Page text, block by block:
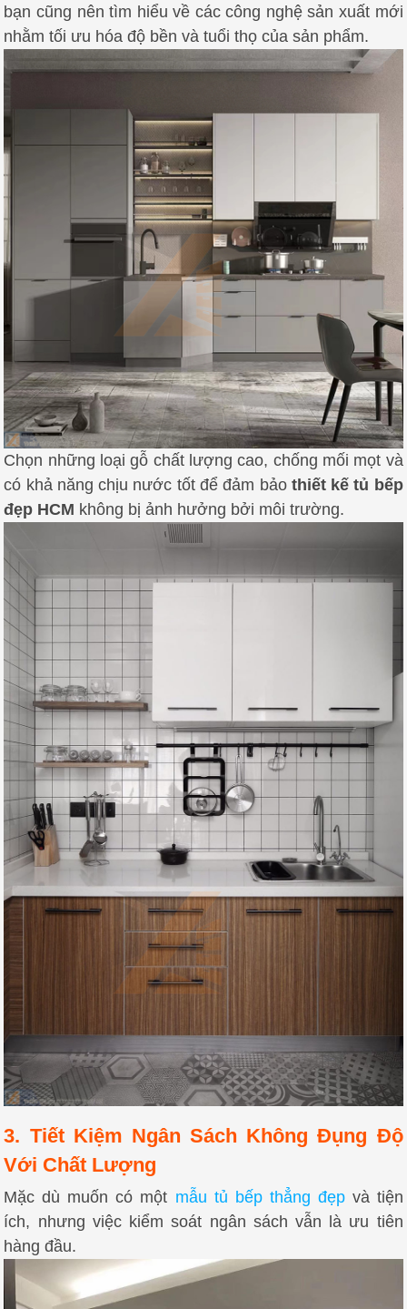
bạn cũng nên tìm hiểu về các công nghệ sản xuất mới
nhằm tối ưu hóa độ bền và tuổi thọ của sản phẩm.
Chọn những loại gỗ chất lượng cao, chống mối mọt và
có khả năng chịu nước tốt để đảm bảo thiết kế tủ bếp
đẹp HCM không bị ảnh hưởng bởi môi trường.
3. Tiết Kiệm Ngân Sách Không Đụng Độ
Với Chất Lượng
Mặc dù muốn có một mẫu tủ bếp thẳng đẹpvà tiện
ích, nhưng việc kiểm soát ngân sách vẫn là ưu tiên
hàng đầu.